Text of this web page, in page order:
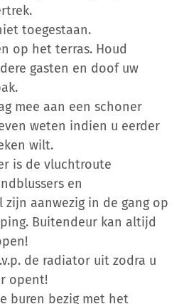
toegestaan.
op het terras. Houd
gasten en doof uw
mee aan een schoner
weten indien u eerder
wilt.
is de vluchtroute
en
aanwezig in de gang op
Buitendeur kan altijd
de radiator uit zodra u
opent!
buren bezig met het